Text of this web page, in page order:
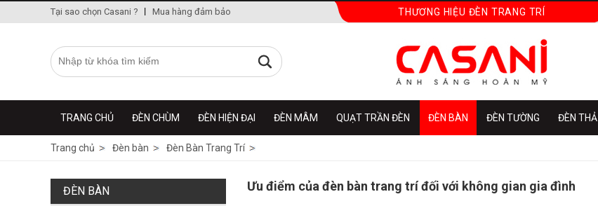
THƯƠNG HIỆU ĐÈN TRANG TRÍ
Tại sao chọn Casani ? Mua hàng đảm bảo
TRANG CHỦ ĐÈN CHÙM ĐÈN HIỆN ĐẠI ĐÈN MÂM QUẠT TRẦN ĐÈN ĐÈN BÀN ĐÈN TƯỜNG ĐÈN THẢ
Trang chủ Đèn bàn Đèn Bàn Trang Trí
ĐÈN BÀN Ưu điểm của đèn bàn trang trí đối với không gian gia đình